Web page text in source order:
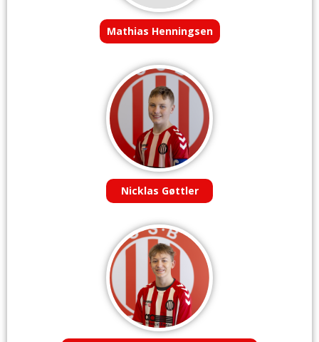
Mathias Henningsen
Nicklas Gøttler